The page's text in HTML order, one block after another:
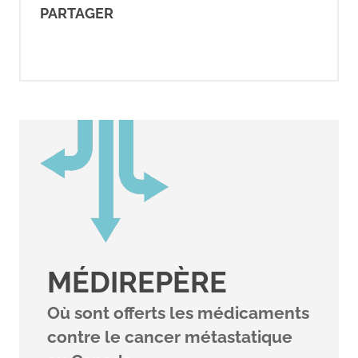
(2023).
Réseau canadien du cancer du
sein. (2022).
vous : un guide pour les
personnes vivant avec le cancer
du sein [PDF].
https://cbcn.ca/web/default/files/
Réseau canadien du cancer du
sein. (2025).Guide sur les
PARTAGER
MÉDIREPÈRE
Où sont offerts les médicaments
contre le cancer métastatique